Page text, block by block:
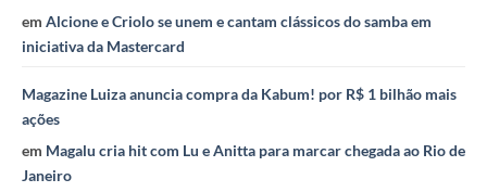
em Alcione e Criolo se unem e cantam clássicos do samba em
iniciativa da Mastercard
Magazine Luiza anuncia compra da Kabum! por R$ 1 bilhão mais
ações
em Magalu cria hit com Lu e Anitta para marcar chegada ao Rio de
Janeiro